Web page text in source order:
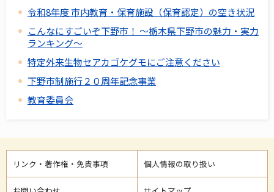
令和8年度 市内教育・保育施設（保育認定）の空き状況
こんなにすごいぞ下野市！ ～栃木県下野市の魅力・実力
ランキング～
特定外来生物セアカゴケグモにご注意ください
下野市制施行２０周年記念事業
教育委員会
リンク・著作権・免責事項 個人情報の取り扱い